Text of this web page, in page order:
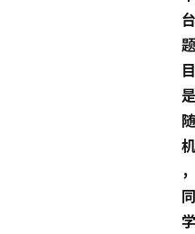
台
题
目
是
随
机
，
同
学